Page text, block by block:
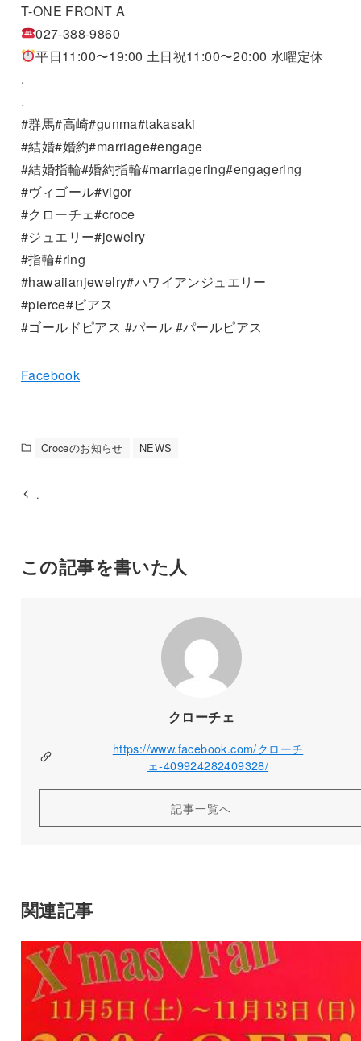
T-ONE FRONT A
027-388-9860
平日11:00〜19:00 土日祝11:00〜20:00 水曜定休
.
.
#群馬#高崎#gunma#takasaki
#結婚#婚約#marriage#engage
#結婚指輪#婚約指輪#marriagering#engagering
#ヴィゴール#vigor
#クローチェ#croce
#ジュエリー#jewelry
#指輪#ring
#hawaiianjewelry#ハワイアンジュエリー
#pierce#ピアス
#ゴールドピアス #パール #パールピアス
Facebook
Croceのお知らせ NEWS
.
この記事を書いた人
クローチェ
https://www.facebook.com/クローチ
ェ-409924282409328/
記事一覧へ
関連記事